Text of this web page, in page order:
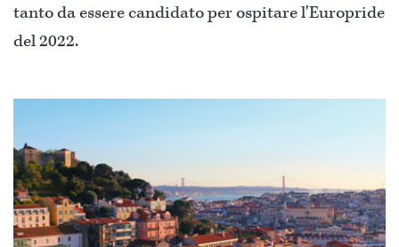
tanto da essere candidato per ospitare l'Europride
del 2022.